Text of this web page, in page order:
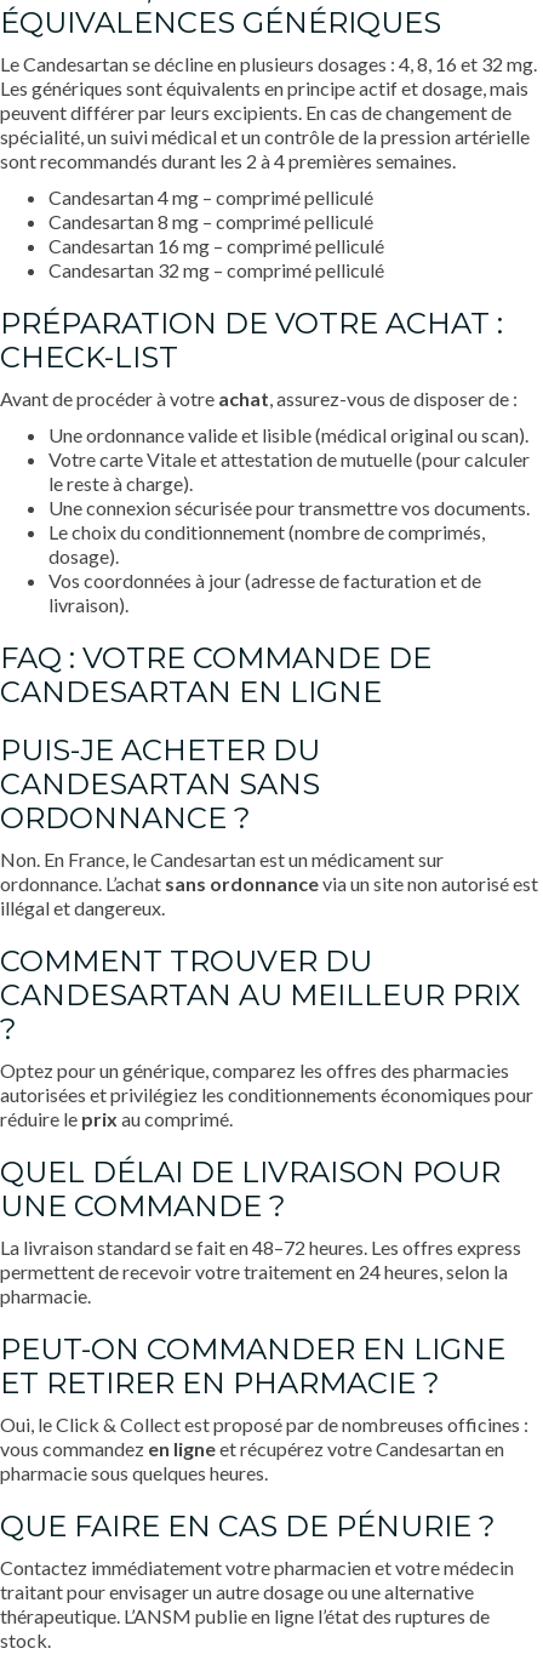
ÉQUIVALENCES GÉNÉRIQUES
Le Candesartan se décline en plusieurs dosages : 4, 8, 16 et 32 mg.
Les génériques sont équivalents en principe actif et dosage, mais
peuvent différer par leurs excipients. En cas de changement de
spécialité, un suivi médical et un contrôle de la pression artérielle
sont recommandés durant les 2 à 4 premières semaines.
Candesartan 4 mg – comprimé pelliculé
Candesartan 8 mg – comprimé pelliculé
Candesartan 16 mg – comprimé pelliculé
Candesartan 32 mg – comprimé pelliculé
PRÉPARATION DE VOTRE ACHAT :
CHECK-LIST
Avant de procéder à votre achat, assurez-vous de disposer de :
Une ordonnance valide et lisible (médical original ou scan).
Votre carte Vitale et attestation de mutuelle (pour calculer
le reste à charge).
Une connexion sécurisée pour transmettre vos documents.
Le choix du conditionnement (nombre de comprimés,
dosage).
Vos coordonnées à jour (adresse de facturation et de
livraison).
FAQ : VOTRE COMMANDE DE
CANDESARTAN EN LIGNE
PUIS-JE ACHETER DU
CANDESARTAN SANS
ORDONNANCE ?
Non. En France, le Candesartan est un médicament sur
ordonnance. L’achat sans ordonnancevia un site non autorisé est
illégal et dangereux.
COMMENT TROUVER DU
CANDESARTAN AU MEILLEUR PRIX
?
Optez pour un générique, comparez les offres des pharmacies
autorisées et privilégiez les conditionnements économiques pour
réduire le prix au comprimé.
QUEL DÉLAI DE LIVRAISON POUR
UNE COMMANDE ?
La livraison standard se fait en 48–72 heures. Les offres express
permettent de recevoir votre traitement en 24 heures, selon la
pharmacie.
PEUT-ON COMMANDER EN LIGNE
ET RETIRER EN PHARMACIE ?
Oui, le Click & Collect est proposé par de nombreuses officines :
vous commandez en ligneet récupérez votre Candesartan en
pharmacie sous quelques heures.
QUE FAIRE EN CAS DE PÉNURIE ?
Contactez immédiatement votre pharmacien et votre médecin
traitant pour envisager un autre dosage ou une alternative
thérapeutique. L’ANSM publie en ligne l’état des ruptures de
stock.